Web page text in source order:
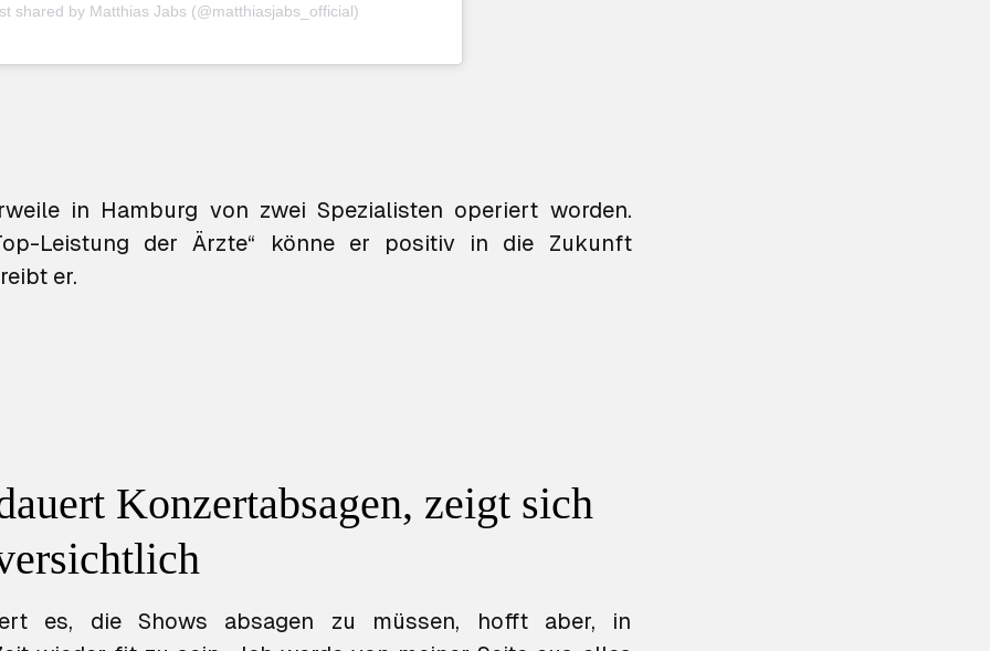
shared by Matthias Jabs (@matthiasjabs_official)
in Hamburg von zwei Spezialisten operiert worden.
Leistung der Ärzte“ könne er positiv in die Zukunft
er.
Konzertabsagen, zeigt sich
es, die Shows absagen zu müssen, hofft aber, in